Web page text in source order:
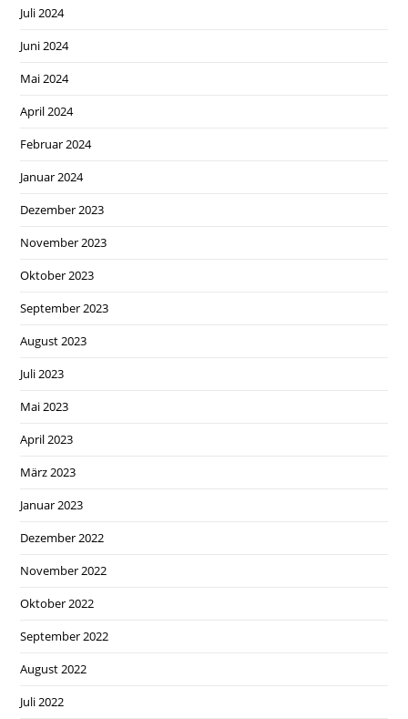
Juli 2024
Juni 2024
Mai 2024
April 2024
Februar 2024
Januar 2024
Dezember 2023
November 2023
Oktober 2023
September 2023
August 2023
Juli 2023
Mai 2023
April 2023
März 2023
Januar 2023
Dezember 2022
November 2022
Oktober 2022
September 2022
August 2022
Juli 2022